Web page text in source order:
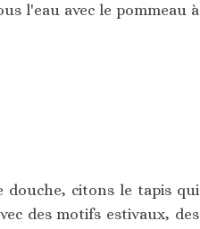
l'eau avec le pommeau à
douche, citons le tapis qui
des motifs estivaux, des